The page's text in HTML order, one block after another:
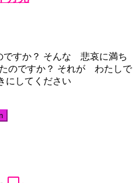
すか？ そんな 悲哀に満ち
のですか？ それが わたしで
にしてください